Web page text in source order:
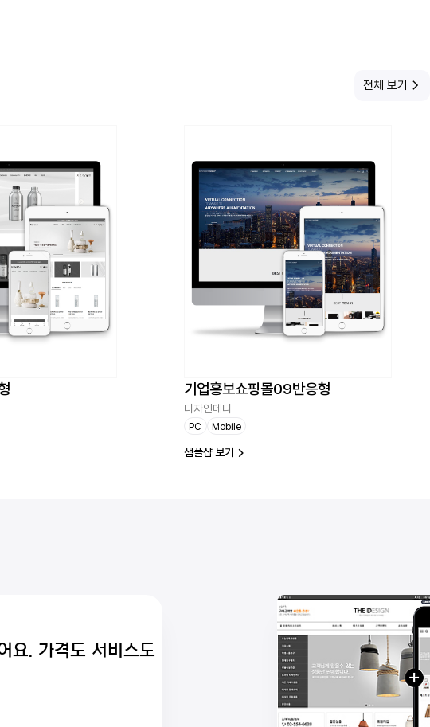
전체 보기
기업홍보쇼핑몰09반응형
디자인메디
PC Mobile
샘플샵 보기
요. 가격도 서비스도